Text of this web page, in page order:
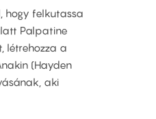
hogy felkutassa
Palpatine
létrehozza a
(Hayden
aki